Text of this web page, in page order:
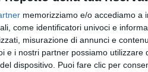
memorizziamo e/o accediamo a
come identificatori univoci e
misurazione di annunci e
e i nostri partner possiamo
dispositivo. Puoi fare clic per
da via dell'Arca verso sud
e taxi su piazza Aldo Moro
di marcia verso il civico
e taxi su via Caduti di via
di marcia che va verso